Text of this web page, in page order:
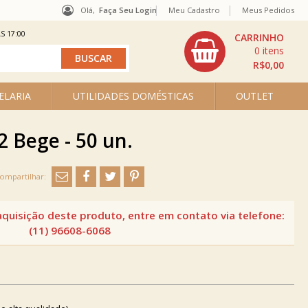
Olá, Faça Seu Login
UTILIDADES DOMÉSTICAS OUTLET
R$0,00
0
Meu Cadastro Meus Pedidos
17:00
Bege - 50 un.